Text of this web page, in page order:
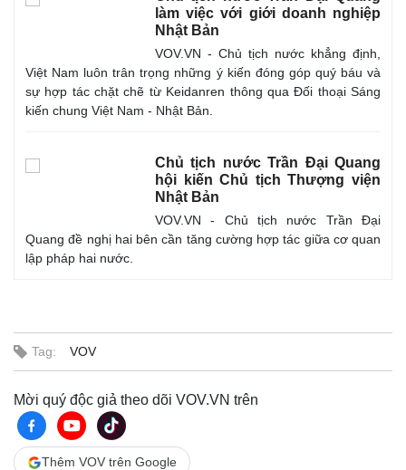
làm việc với giới doanh nghiệp
Nhật Bản
VOV.VN - Chủ tịch nước khẳng định,
Việt Nam luôn trân trọng những ý kiến đóng góp quý báu và
sự hợp tác chặt chẽ từ Keidanren thông qua Đối thoại Sáng
kiến chung Việt Nam - Nhật Bản.
Chủ tịch nước Trần Đại Quang
hội kiến Chủ tịch Thượng viện
Nhật Bản
VOV.VN - Chủ tịch nước Trần Đại
Quang đề nghị hai bên cần tăng cường hợp tác giữa cơ quan
lập pháp hai nước.
Tag: VOV
Mời quý độc giả theo dõi VOV.VN trên
Thêm VOV trên Google